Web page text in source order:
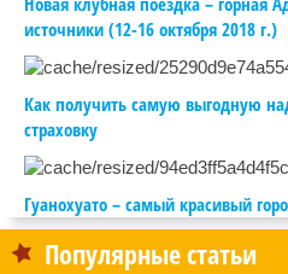
источники (12-16 октября 2018 г.)
Как получить самую выгодную
страховку
Гуанохуато – самый красивый
Популярные статьи